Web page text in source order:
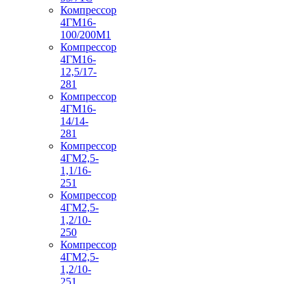
Компрессор
4ГМ16-
100/200М1
Компрессор
4ГМ16-
12,5/17-
281
Компрессор
4ГМ16-
14/14-
281
Компрессор
4ГМ2,5-
1,1/16-
251
Компрессор
4ГМ2,5-
1,2/10-
250
Компрессор
4ГМ2,5-
1,2/10-